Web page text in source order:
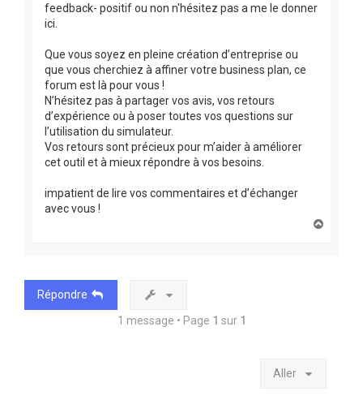
feedback- positif ou non n'hésitez pas a me le donner
ici.
Que vous soyez en pleine création d’entreprise ou
que vous cherchiez à affiner votre business plan, ce
forum est là pour vous !
N’hésitez pas à partager vos avis, vos retours
d’expérience ou à poser toutes vos questions sur
l’utilisation du simulateur.
Vos retours sont précieux pour m’aider à améliorer
cet outil et à mieux répondre à vos besoins.
impatient de lire vos commentaires et d’échanger
avec vous !
Répondre
1 message • Page 1 sur 1
Aller